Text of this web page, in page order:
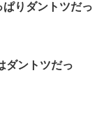
りダントツだっ
ダントツだっ